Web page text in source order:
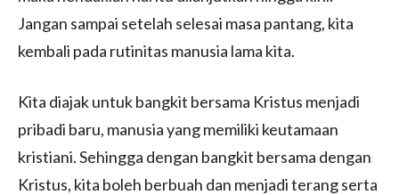
Jangan sampai setelah selesai masa pantang, kita
kembali pada rutinitas manusia lama kita.
Kita diajak untuk bangkit bersama Kristus menjadi
pribadi baru, manusia yang memiliki keutamaan
kristiani. Sehingga dengan bangkit bersama dengan
Kristus, kita boleh berbuah dan menjadi terang serta